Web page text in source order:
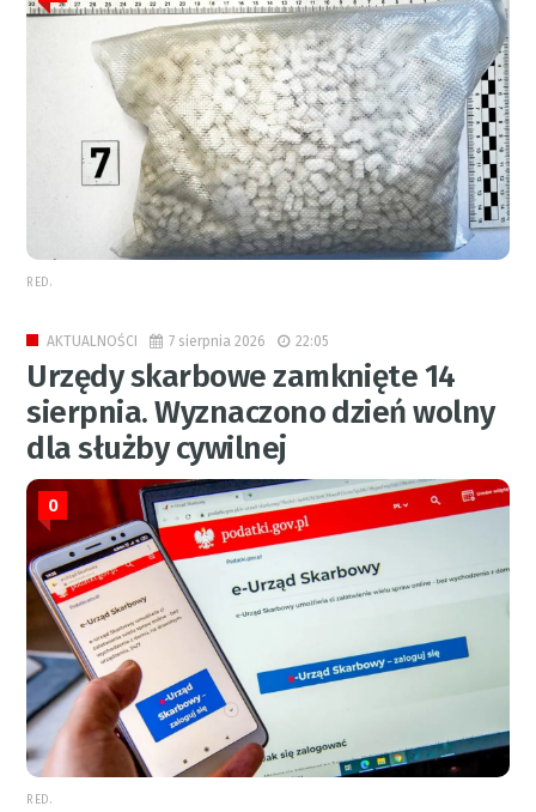
RED.
AKTUALNOŚCI 7 sierpnia 2026 22:05
Urzędy skarbowe zamknięte 14
sierpnia. Wyznaczono dzień wolny
dla służby cywilnej
0
RED.